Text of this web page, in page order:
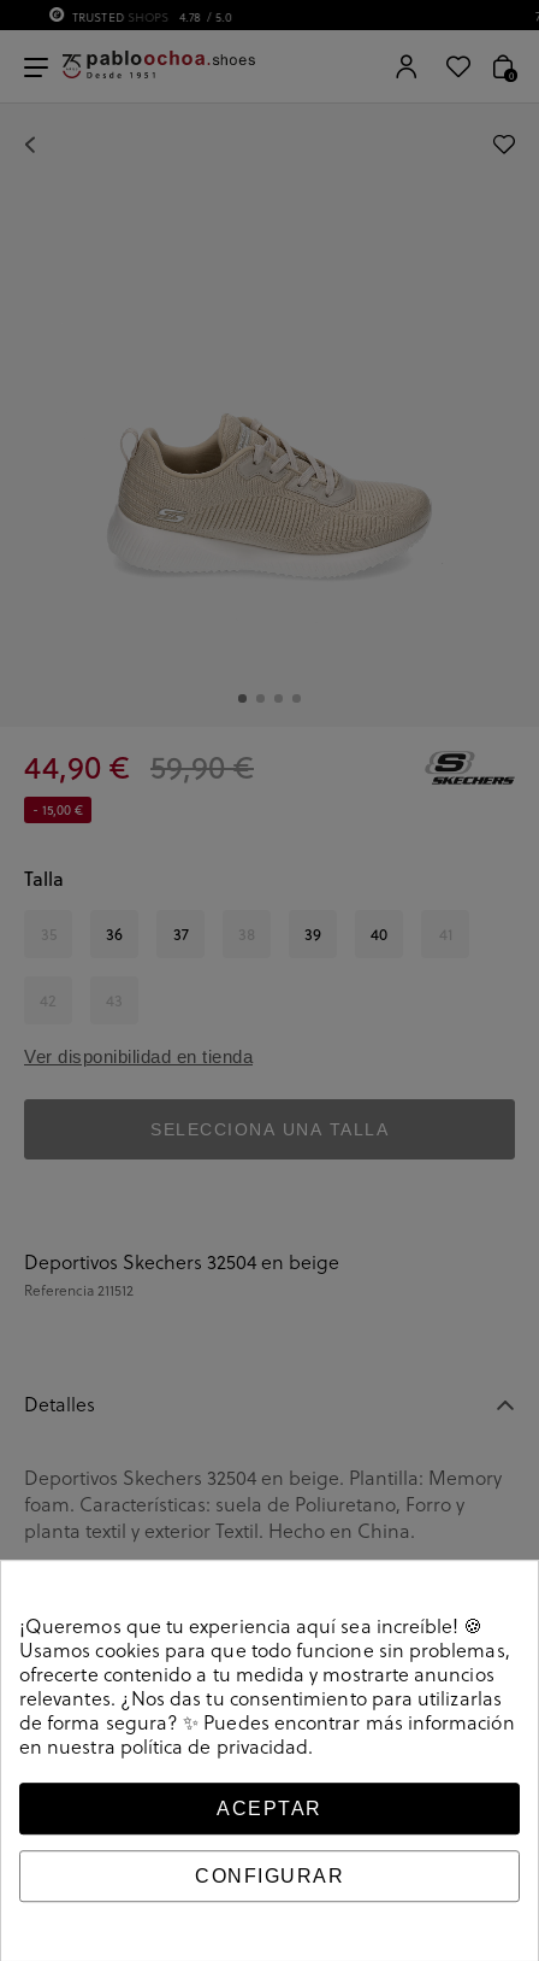
75 ANIVERSARIO | Desde 1951 pabloochoa.shoes
0
44,90 € 59,90 €
- 15,00 €
Talla
35 36 37 38 39 40 41
42 43
Ver disponibilidad en tienda
SELECCIONA UNA TALLA
Deportivos Skechers 32504 en beige
Referencia211512
Detalles
Deportivos Skechers 32504 en beige. Plantilla: Memory
foam. Características: suela de Poliuretano, Forro y
planta textil y exterior Textil. Hecho en China.
cada modelo para crear comodidad, gracias al
desarrollo de nuevas tecnologías. Ofrece una gran
variedad de deportivos, botines y sandalias que aunan
comodidad con un estilo casual para tu día a día.
Referencia211512
Guía de tallas
Ciudados y limpieza
¡Queremos que tu experiencia aquí sea increíble! 🍪
Usamos cookies para que todo funcione sin problemas,
ofrecerte contenido a tu medida y mostrarte anuncios
relevantes. ¿Nos das tu consentimiento para utilizarlas
de forma segura? ✨ Puedes encontrar más información
en nuestra política de privacidad.
ACEPTAR
CONFIGURAR